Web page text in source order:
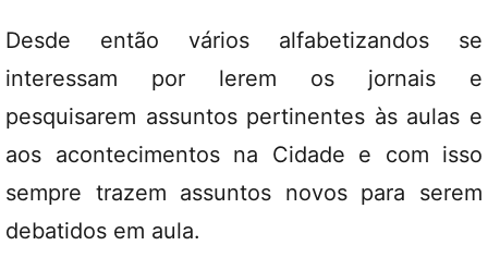
Desde então vários alfabetizandos se
interessam por lerem os jornais e
pesquisarem assuntos pertinentes às aulas e
aos acontecimentos na Cidade e com isso
sempre trazem assuntos novos para serem
debatidos em aula.